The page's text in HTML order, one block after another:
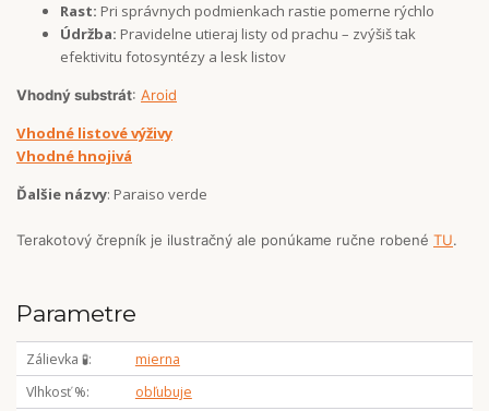
Rast: Pri správnych podmienkach rastie pomerne rýchlo
Údržba: Pravidelne utieraj listy od prachu – zvýšiš tak
efektivitu fotosyntézy a lesk listov
Vhodný substrát: Aroid
Vhodné listové výživy
Vhodné hnojivá
Ďalšie názvy: Paraiso verde
Terakotový črepník je ilustračný ale ponúkame ručne robené TU.
Parametre
Zálievka 🧪
mierna
Vlhkosť %
obľubuje